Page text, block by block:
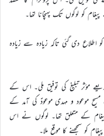
کو لوگوں تک پہنچانا تھا۔
دی گئی تاکہ زیادہ سے زیادہ
مؤثر تبلیغ کی توفیق ملی۔ اس کے
موعود و مہدی موعودؑ کی آمد کے
کے متعلق تھا۔ لوگوں نے اس
کو سمجھنے کا موقع ملا۔